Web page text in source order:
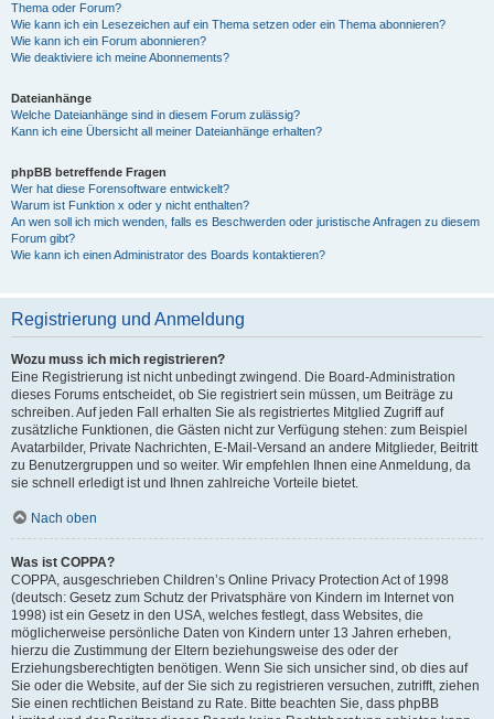
Thema oder Forum?
Wie kann ich ein Lesezeichen auf ein Thema setzen oder ein Thema abonnieren?
Wie kann ich ein Forum abonnieren?
Wie deaktiviere ich meine Abonnements?
Dateianhänge
Welche Dateianhänge sind in diesem Forum zulässig?
Kann ich eine Übersicht all meiner Dateianhänge erhalten?
phpBB betreffende Fragen
Wer hat diese Forensoftware entwickelt?
Warum ist Funktion x oder y nicht enthalten?
An wen soll ich mich wenden, falls es Beschwerden oder juristische Anfragen zu diesem
Forum gibt?
Wie kann ich einen Administrator des Boards kontaktieren?
Registrierung und Anmeldung
Wozu muss ich mich registrieren?
Eine Registrierung ist nicht unbedingt zwingend. Die Board-Administration
dieses Forums entscheidet, ob Sie registriert sein müssen, um Beiträge zu
schreiben. Auf jeden Fall erhalten Sie als registriertes Mitglied Zugriff auf
zusätzliche Funktionen, die Gästen nicht zur Verfügung stehen: zum Beispiel
Avatarbilder, Private Nachrichten, E-Mail-Versand an andere Mitglieder, Beitritt
zu Benutzergruppen und so weiter. Wir empfehlen Ihnen eine Anmeldung, da
sie schnell erledigt ist und Ihnen zahlreiche Vorteile bietet.
Nach oben
Was ist COPPA?
COPPA, ausgeschrieben Children’s Online Privacy Protection Act of 1998
(deutsch: Gesetz zum Schutz der Privatsphäre von Kindern im Internet von
1998) ist ein Gesetz in den USA, welches festlegt, dass Websites, die
möglicherweise persönliche Daten von Kindern unter 13 Jahren erheben,
hierzu die Zustimmung der Eltern beziehungsweise des oder der
Erziehungsberechtigten benötigen. Wenn Sie sich unsicher sind, ob dies auf
Sie oder die Website, auf der Sie sich zu registrieren versuchen, zutrifft, ziehen
Sie einen rechtlichen Beistand zu Rate. Bitte beachten Sie, dass phpBB